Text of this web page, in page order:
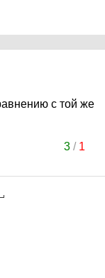
с той же
3/ 1